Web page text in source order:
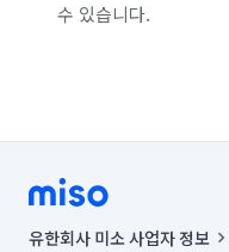
수 있습니다.
유한회사 미소 사업자 정보